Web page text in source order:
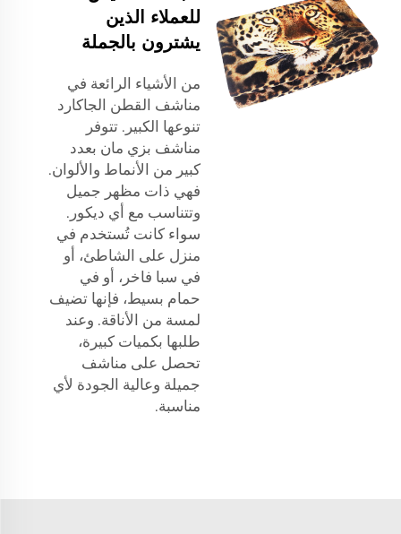
للعملاء الذين
يشترون بالجملة
من الأشياء الرائعة في
مناشف القطن الجاكارد
تنوعها الكبير. تتوفر
مناشف بزي مان بعدد
كبير من الأنماط والألوان.
فهي ذات مظهر جميل
وتتناسب مع أي ديكور.
سواء كانت تُستخدم في
منزل على الشاطئ، أو
في سبا فاخر، أو في
حمام بسيط، فإنها تضيف
لمسة من الأناقة. وعند
طلبها بكميات كبيرة،
تحصل على مناشف
جميلة وعالية الجودة لأي
مناسبة.